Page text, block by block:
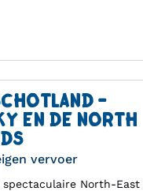
-
EN DE NORTH
vervoer
North-